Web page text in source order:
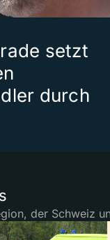
setzt
durch
der Schweiz